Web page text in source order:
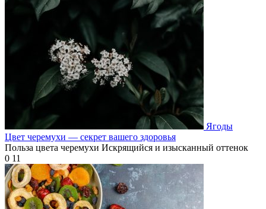
Ягоды
Цвет черемухи — секрет вашего здоровья
Польза цвета черемухи Искрящийся и изысканный оттенок
0 11